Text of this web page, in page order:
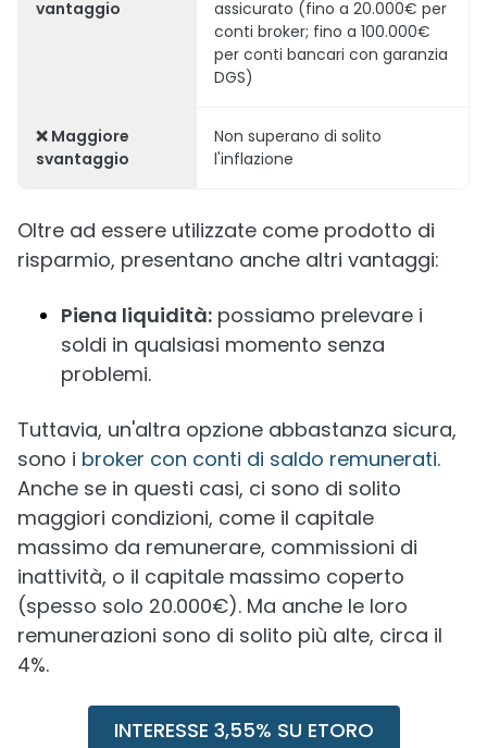
vantaggio
assicurato (fino a 20.000€ per
conti broker; fino a 100.000€
per conti bancari con garanzia
DGS)
❌ Maggiore
svantaggio
Non superano di solito
l'inflazione
Oltre ad essere utilizzate come prodotto di
risparmio, presentano anche altri vantaggi:
Piena liquidità: possiamo prelevare i
soldi in qualsiasi momento senza
problemi.
Tuttavia, un'altra opzione abbastanza sicura,
sono i broker con conti di saldo remunerati.
Anche se in questi casi, ci sono di solito
maggiori condizioni, come il capitale
massimo da remunerare, commissioni di
inattività, o il capitale massimo coperto
(spesso solo 20.000€). Ma anche le loro
remunerazioni sono di solito più alte, circa il
4%.
INTERESSE 3,55% SU ETORO